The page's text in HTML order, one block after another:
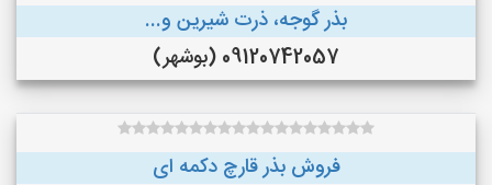
بذر گوجه، ذرت شیرین و...
09120742057 (بوشهر)
فروش بذر قارچ دکمه ای